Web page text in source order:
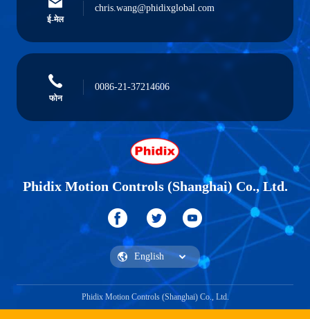
ई-मेल
chris.wang@phidixglobal.com
फोन
0086-21-37214606
Phidix Motion Controls (Shanghai) Co., Ltd.
Phidix Motion Controls (Shanghai) Co., Ltd.